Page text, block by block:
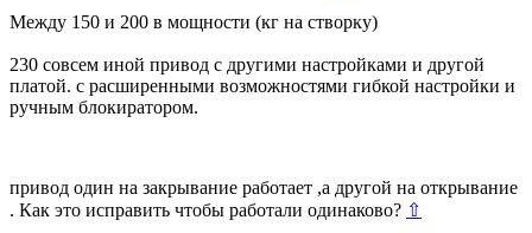
Между 150 и 200 в мощности (кг на створку)
230 совсем иной привод с другими настройками и другой
платой. с расширенными возможностями гибкой настройки и
ручным блокиратором.
привод один на закрывание работает ,а другой на открывание
. Как это исправить чтобы работали одинаково? ⇧